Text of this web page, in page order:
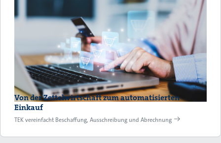
Von der Zettelwirtschaft zum automatisierten
Einkauf
TEK vereinfacht Beschaffung, Ausschreibung und Abrechnung